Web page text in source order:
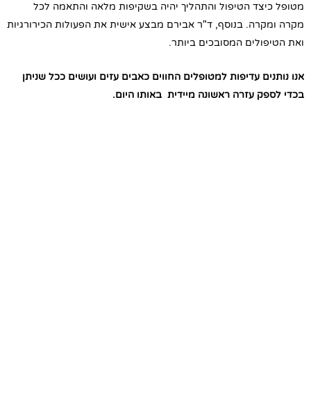
הטיפול והתהליך יהיה בשקיפות מלאה והתאמה לכל
בנוסף, ד"ר אבירם מבצע אישית את הפעולות הכירורגיות
המסובכים ביותר.
עדיפות למטופלים החווים כאבים עזים ועושים ככל שניתן
עזרה ראשונה מיידית באותו היום.